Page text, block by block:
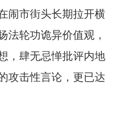
闹市街头长期拉开横
法轮功诡异价值观，
，肆无忌惮批评内地
攻击性言论，更已达